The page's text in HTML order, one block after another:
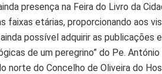
presença na Feira do Livro da
faixas etárias, proporcionando aos
possível adquirir as publicações
de um peregrino” do Pe. António
norte do Concelho de Oliveira do